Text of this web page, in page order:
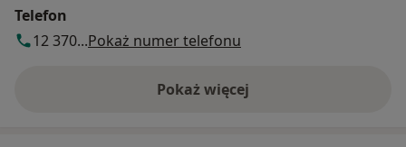
Telefon
12 370...Pokaż numer telefonu
Pokaż więcej
o adresie